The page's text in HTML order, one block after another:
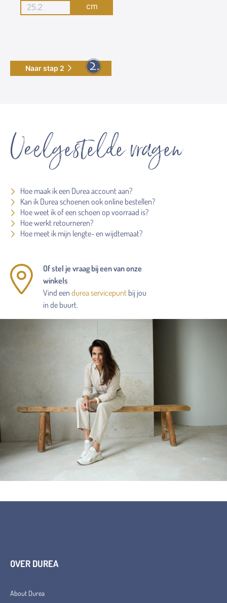
cm
Naar stap 2
Veelgestelde vragen
Hoe maak ik een Durea account aan?
Kan ik Durea schoenen ook online bestellen?
Hoe weet ik of een schoen op voorraad is?
Hoe werkt retourneren?
Hoe meet ik mijn lengte- en wijdtemaat?
Of stel je vraag bij een van onze
winkels
Vind een durea servicepunt bij jou
in de buurt.
OVER DUREA
About Durea